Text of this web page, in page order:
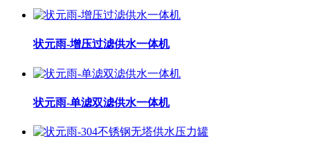
状元雨-增压过滤供水一体机
状元雨-单滤双滤供水一体机